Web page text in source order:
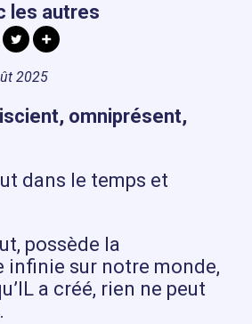
les autres
2025
omniprésent,
dans le temps et
possède la
infinie sur notre monde,
a créé, rien ne peut